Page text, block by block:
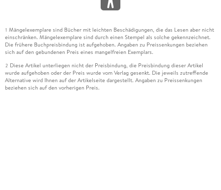
1 Mängelexemplare sind Bücher mit leichten Beschädigungen, die das Lesen aber nicht
einschränken. Mängelexemplare sind durch einen Stempel als solche gekennzeichnet.
Die frühere Buchpreisbindung ist aufgehoben. Angaben zu Preissenkungen beziehen
sich auf den gebundenen Preis eines mangelfreien Exemplars.
2 Diese Artikel unterliegen nicht der Preisbindung, die Preisbindung dieser Artikel
wurde aufgehoben oder der Preis wurde vom Verlag gesenkt. Die jeweils zutreffende
Alternative wird Ihnen auf der Artikelseite dargestellt. Angaben zu Preissenkungen
beziehen sich auf den vorherigen Preis.